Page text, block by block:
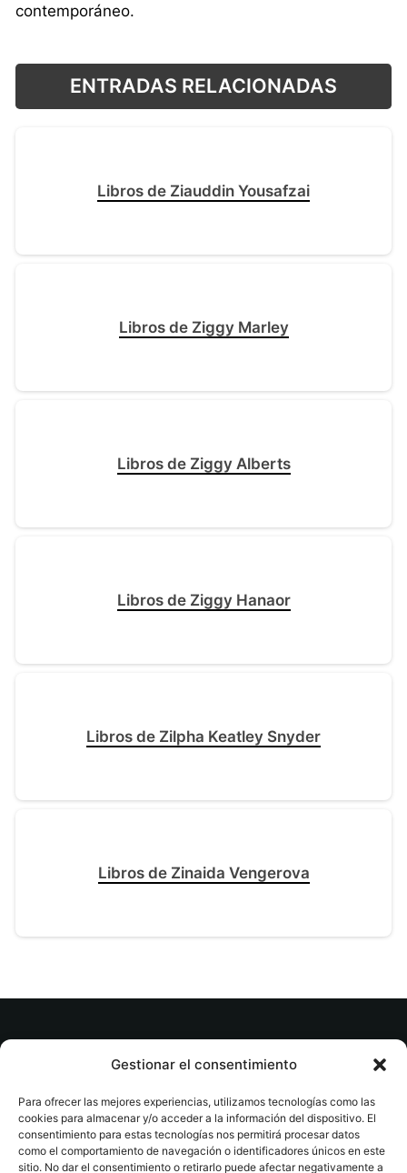
Gestionar el consentimiento
Para ofrecer las mejores experiencias, utilizamos tecnologías como las
cookies para almacenar y/o acceder a la información del dispositivo. El
consentimiento para estas tecnologías nos permitirá procesar datos
como el comportamiento de navegación o identificadores únicos en este
sitio. No dar el consentimiento o retirarlo puede afectar negativamente a
contemporáneo.
ENTRADAS RELACIONADAS
Libros de Ziauddin Yousafzai
Libros de Ziggy Marley
Libros de Ziggy Alberts
Libros de Ziggy Hanaor
Libros de Zilpha Keatley Snyder
Libros de Zinaida Vengerova
© tuslibrosvip.com · Todos los derechos